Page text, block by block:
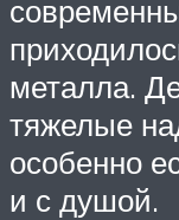
металла.
тяжелые
особенно
и с душой.